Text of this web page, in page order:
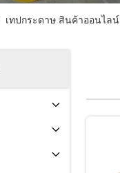
เทปกระดาษ สินค้าออนไลน์